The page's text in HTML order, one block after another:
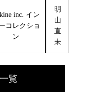
inc. イン
コレクショ
ン
明
山
直
未
覧